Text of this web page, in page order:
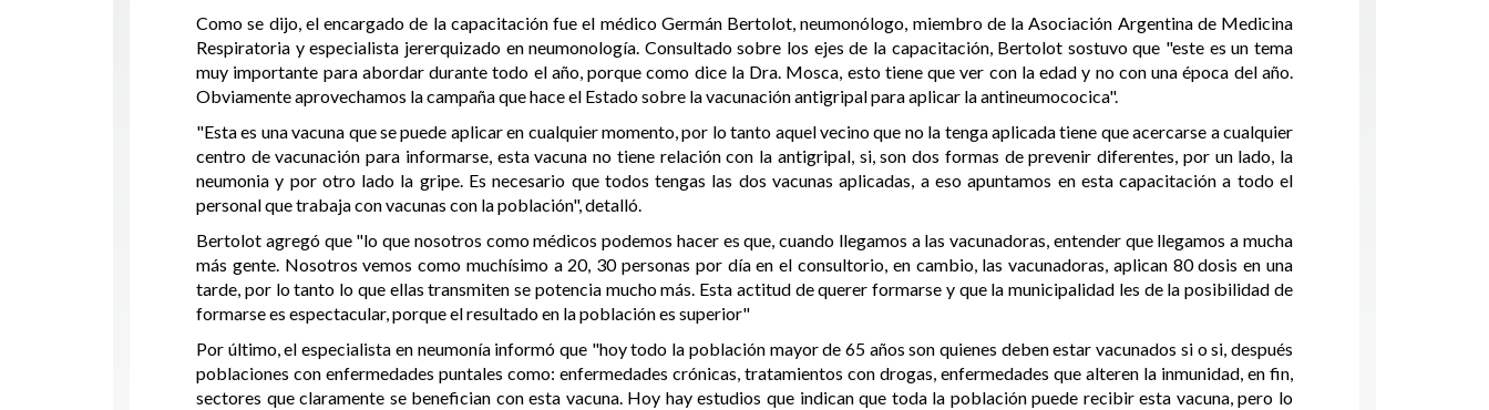
Como se dijo, el encargado de la capacitación fue el médico Germán Bertolot, neumonólogo, miembro de la Asociación Argentina de Medicina
Respiratoria y especialista jererquizado en neumonología. Consultado sobre los ejes de la capacitación, Bertolot sostuvo que "este es un tema
muy importante para abordar durante todo el año, porque como dice la Dra. Mosca, esto tiene que ver con la edad y no con una época del año.
Obviamente aprovechamos la campaña que hace el Estado sobre la vacunación antigripal para aplicar la antineumococica".
"Esta es una vacuna que se puede aplicar en cualquier momento, por lo tanto aquel vecino que no la tenga aplicada tiene que acercarse a cualquier
centro de vacunación para informarse, esta vacuna no tiene relación con la antigripal, si, son dos formas de prevenir diferentes, por un lado, la
neumonia y por otro lado la gripe. Es necesario que todos tengas las dos vacunas aplicadas, a eso apuntamos en esta capacitación a todo el
personal que trabaja con vacunas con la población", detalló.
Bertolot agregó que "lo que nosotros como médicos podemos hacer es que, cuando llegamos a las vacunadoras, entender que llegamos a mucha
más gente. Nosotros vemos como muchísimo a 20, 30 personas por día en el consultorio, en cambio, las vacunadoras, aplican 80 dosis en una
tarde, por lo tanto lo que ellas transmiten se potencia mucho más. Esta actitud de querer formarse y que la municipalidad les de la posibilidad de
formarse es espectacular, porque el resultado en la población es superior"
Por último, el especialista en neumonía informó que "hoy todo la población mayor de 65 años son quienes deben estar vacunados si o si, después
poblaciones con enfermedades puntales como: enfermedades crónicas, tratamientos con drogas, enfermedades que alteren la inmunidad, en fin,
sectores que claramente se benefician con esta vacuna. Hoy hay estudios que indican que toda la población puede recibir esta vacuna, pero lo